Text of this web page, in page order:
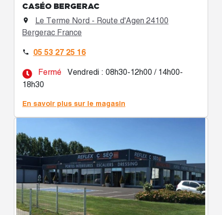
CASÉO BERGERAC

Le Terme Nord - Route d'Agen 24100
Bergerac France
 05 53 27 25 16
Fermé
Vendredi : 08h30-12h00 / 14h00-
18h30
En savoir plus sur le magasin